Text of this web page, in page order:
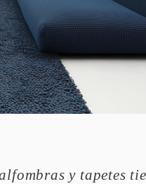
y tapetes